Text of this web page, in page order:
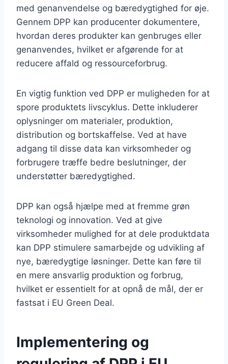
med genanvendelse og bæredygtighed for øje.
Gennem DPP kan producenter dokumentere,
hvordan deres produkter kan genbruges eller
genanvendes, hvilket er afgørende for at
reducere affald og ressourceforbrug.
En vigtig funktion ved DPP er muligheden for at
spore produktets livscyklus. Dette inkluderer
oplysninger om materialer, produktion,
distribution og bortskaffelse. Ved at have
adgang til disse data kan virksomheder og
forbrugere træffe bedre beslutninger, der
understøtter bæredygtighed.
DPP kan også hjælpe med at fremme grøn
teknologi og innovation. Ved at give
virksomheder mulighed for at dele produktdata
kan DPP stimulere samarbejde og udvikling af
nye, bæredygtige løsninger. Dette kan føre til
en mere ansvarlig produktion og forbrug,
hvilket er essentielt for at opnå de mål, der er
fastsat i EU Green Deal.
Implementering og